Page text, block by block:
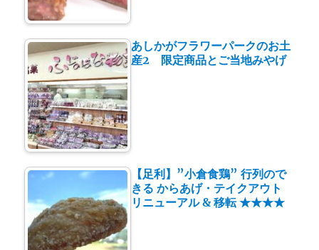
あしかがフラワーパークのお土
産2 限定商品とご当地みやげ
【足利】”小倉食鶏” 行列ので
きる からあげ・テイクアウト
リニューアル & 移転 ★★★★